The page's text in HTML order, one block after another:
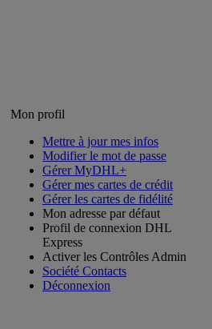
Mon profil
Mettre à jour mes infos
Modifier le mot de passe
Gérer MyDHL+
Gérer mes cartes de crédit
Gérer les cartes de fidélité
Mon adresse par défaut
Profil de connexion DHL
Express
Activer les Contrôles Admin
Société Contacts
Déconnexion